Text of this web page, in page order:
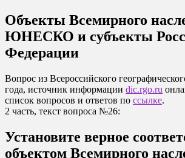
Объекты Всемирного
ЮНЕСКО и субъекты
Федерации
Вопрос из Всероссийского
года, источник информации dic.rgo.ru
список вопросов и ответов по ссылке.
2 часть, текст вопроса №26:
Установите верное
объектом Всемирного